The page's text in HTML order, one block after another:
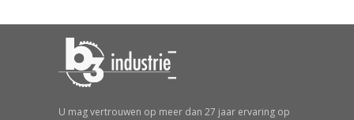
U mag vertrouwen op meer dan 27 jaar ervaring op